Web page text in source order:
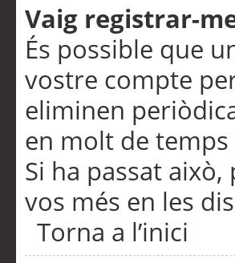
Vaig registrar-
És possible que
vostre compte
eliminen
en molt de
Si ha passat
vos més en les
Torna a l’inici